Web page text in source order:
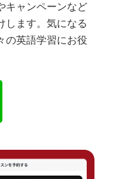
キャンペーンなど
します。気になる
の英語学習にお役